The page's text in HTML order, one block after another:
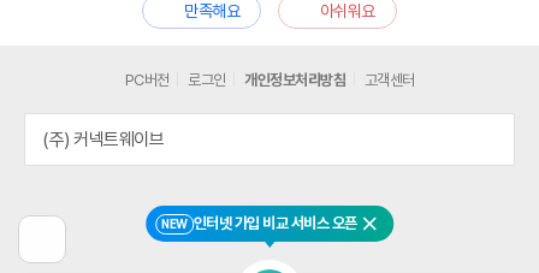
만족해요
아쉬워요
전
NEW 인터넷 가입 비교 서비스 오픈 닫기
PC버전 로그인 개인정보처리방침 고객센터
(주) 커넥트웨이브